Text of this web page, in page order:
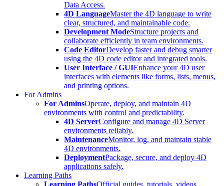
Data Access.
4D LanguageMaster the 4D language to write
clear, structured, and maintainable code.
Development ModeStructure projects and
collaborate efficiently in team environments.
Code EditorDevelop faster and debug smarter
using the 4D code editor and integrated tools.
User Interface / GUIEnhance your 4D user
interfaces with elements like forms, lists, menus,
and printing options.
For Admins
For AdminsOperate, deploy, and maintain 4D
environments with control and predictability.
4D ServerConfigure and manage 4D Server
environments reliably.
MaintenanceMonitor, log, and maintain stable
4D environments.
DeploymentPackage, secure, and deploy 4D
applications safely.
Learning Paths
Learning PathsOfficial guides, tutorials, videos,